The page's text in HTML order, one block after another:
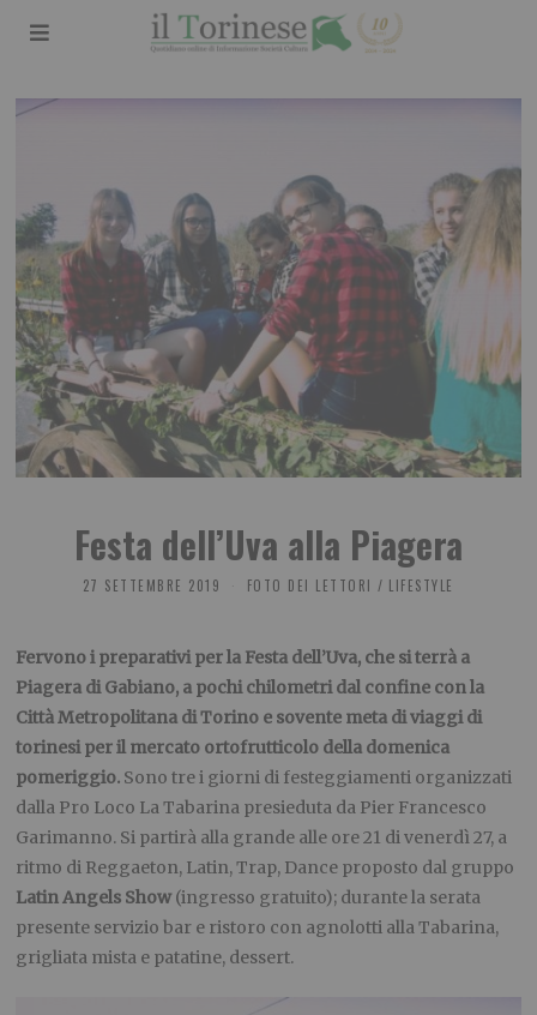
Festa dell’Uva alla Piagera
27 SETTEMBRE 2019 FOTO DEI LETTORI / LIFESTYLE
Fervono i preparativi per la Festa dell’Uva, che si terrà a
Piagera di Gabiano, a pochi chilometri dal confine con la
Città Metropolitana di Torino e sovente meta di viaggi di
torinesi per il mercato ortofrutticolo della domenica
pomeriggio. Sono tre i giorni di festeggiamenti organizzati
dalla Pro Loco La Tabarina presieduta da Pier Francesco
Garimanno. Si partirà alla grande alle ore 21 di venerdì 27, a
ritmo di Reggaeton, Latin, Trap, Dance proposto dal gruppo
Latin Angels Show(ingresso gratuito); durante la serata
presente servizio bar e ristoro con agnolotti alla Tabarina,
grigliata mista e patatine, dessert.